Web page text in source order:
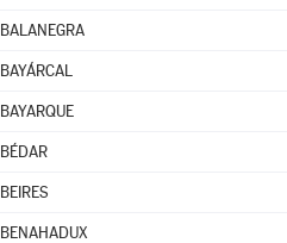
BALANEGRA
BAYÁRCAL
BAYARQUE
BÉDAR
BEIRES
BENAHADUX